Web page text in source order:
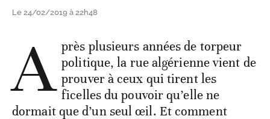
Le 24/02/2019 à 22h48
A près plusieurs années de torpeur
politique, la rue algérienne vient de
prouver à ceux qui tirent les
ficelles du pouvoir qu’elle ne
dormait que d’un seul œil. Et comment